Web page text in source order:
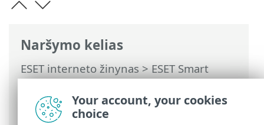
Naršymo kelias
ESET interneto žinynas>ESET Smart
Security Premium>Išplėstinis
nustatymas>Vartotojo sąsaja> Žaidimų
režimas
Your account, your cookies
choice